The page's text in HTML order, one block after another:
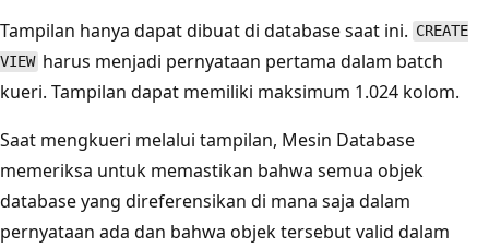
Tampilan hanya dapat dibuat di database saat ini. CREATE
VIEW harus menjadi pernyataan pertama dalam batch
kueri. Tampilan dapat memiliki maksimum 1.024 kolom.
Saat mengkueri melalui tampilan, Mesin Database
memeriksa untuk memastikan bahwa semua objek
database yang direferensikan di mana saja dalam
pernyataan ada dan bahwa objek tersebut valid dalam